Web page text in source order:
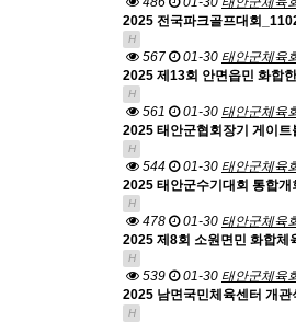
2025 전국파크골프대회
H
567 01-30 태안군체육
2025 제13회 안면읍민 화합
H
561 01-30 태안군체육
2025 태안군협회장기 게이
H
544 01-30 태안군체육
2025 태안군수기대회 통합
H
478 01-30 태안군체육
2025 제8회 소원면민 화합체
H
539 01-30 태안군체육
2025 남면국민체육센터 개
H